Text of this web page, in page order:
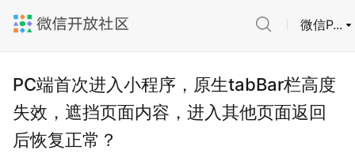
微信P...
PC端首次进入小程序，原生tabBar栏高度
失效，遮挡页面内容，进入其他页面返回
后恢复正常？